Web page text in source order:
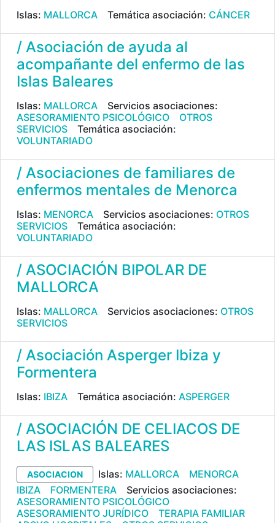
Islas: MALLORCA Temática asociación: CÁNCER
/ Asociación de ayuda al
acompañante del enfermo de las
Islas Baleares
Islas: MALLORCA
Servicios asociaciones:
ASESORAMIENTO PSICOLÓGICO
OTROS
SERVICIOS
Temática asociación:
VOLUNTARIADO
/ Asociaciones de familiares de
enfermos mentales de Menorca
Islas: MENORCA Servicios asociaciones: OTROS
SERVICIOS
Temática asociación:
VOLUNTARIADO
/ ASOCIACIÓN BIPOLAR DE
MALLORCA
Islas: MALLORCA Servicios asociaciones: OTROS
SERVICIOS
/ Asociación Asperger Ibiza y
Formentera
Islas: IBIZA Temática asociación: ASPERGER
/ ASOCIACIÓN DE CELIACOS DE
LAS ISLAS BALEARES
ASOCIACION Islas: MALLORCA
MENORCA
IBIZA
FORMENTERA
Servicios asociaciones:
ASESORAMIENTO PSICOLÓGICO
ASESORAMIENTO JURÍDICO
TERAPIA FAMILIAR